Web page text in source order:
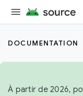
DOCUMENTATION
À partir de 2026,